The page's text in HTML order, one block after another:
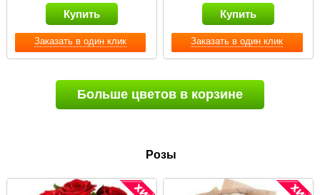
Заказать в один клик
Купить
Заказать в один клик
Купить
Больше цветов в корзине
Розы